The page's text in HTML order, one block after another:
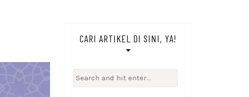
CARI ARTIKEL DI SINI, YA!
Search
for: